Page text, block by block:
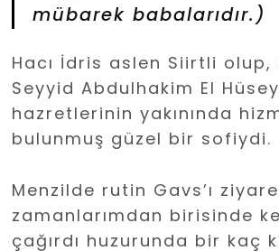
mübarek babalarıdır.)
Hacı İdris aslen Siirtli olup,
Seyyid Abdulhakim El
hazretlerinin yakınında
bulunmuş güzel bir sofiydi.
Menzilde rutin Gavs’ı
zamanlarımdan birisinde
çağırdı huzurunda bir kaç